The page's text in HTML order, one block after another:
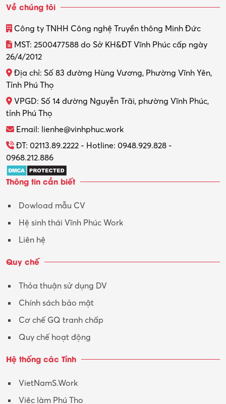
Về chúng tôi
Công ty TNHH Công nghệ Truyền thông Minh Đức
MST: 2500477588 do Sở KH&ĐT Vĩnh Phúc cấp ngày
26/4/2012
Địa chỉ: Số 83 đường Hùng Vương, Phường Vĩnh Yên,
Tỉnh Phú Thọ
VPGD: Số 14 đường Nguyễn Trãi, phường Vĩnh Phúc,
tỉnh Phú Thọ
Email: lienhe@vinhphuc.work
ĐT: 02113.89.2222 - Hotline: 0948.929.828 -
0968.212.886
Thông tin cần biết
Dowload mẫu CV
Hệ sinh thái Vĩnh Phúc Work
Liên hệ
Quy chế
Thỏa thuận sử dụng DV
Chính sách bảo mật
Cơ chế GQ tranh chấp
Quy chế hoạt động
Hệ thống các Tỉnh
VietNamS.Work
Việc làm Phú Thọ